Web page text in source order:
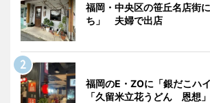
福岡・中央区の笹丘名店街
ち」 夫婦で出店
福岡のE・ZOに「銀だこハ
「久留米立花うどん 恩想」